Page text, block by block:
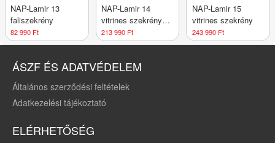
NAP-Lamir 13
faliszekrény
82 990 Ft
NAP-Lamir 14
vitrines szekrény
fiókokkal
213 990 Ft
NAP-Lamir 15
vitrines szekrény
243 990 Ft
ÁSZF ÉS ADATVÉDELEM
Általános szerződési feltételek
Adatkezelési tájékoztató
ELÉRHETŐSÉG